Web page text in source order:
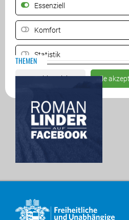
Essenziell
Komfort
Statistik
Auswahl speichern Alle
THEMEN